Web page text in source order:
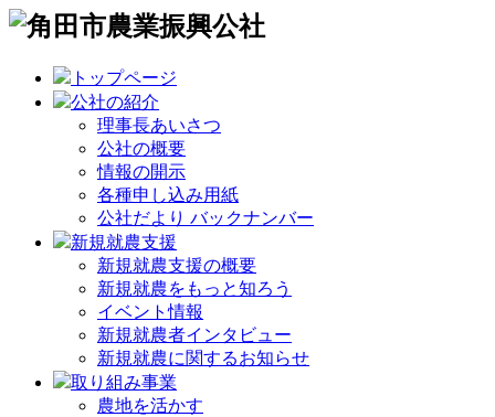
トップページ
公社の紹介
理事長あいさつ
公社の概要
情報の開示
各種申し込み用紙
公社だより バックナンバー
新規就農支援
新規就農支援の概要
新規就農をもっと知ろう
イベント情報
新規就農者インタビュー
新規就農に関するお知らせ
取り組み事業
農地を活かす